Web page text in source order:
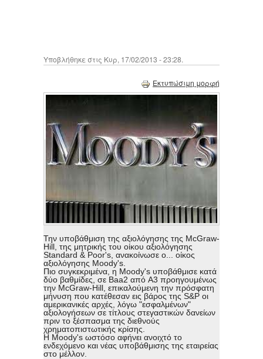
Υποβλήθηκε στις Κυρ, 17/02/2013 - 23:28.
Εκτυπώσιμη μορφή
Την υποβάθμιση της αξιολόγησης της McGraw-
Hill, της μητρικής του οίκου αξιολόγησης
Standard & Poor's, ανακοίνωσε ο... οίκος
αξιολόγησης Moody's.
Πιο συγκεκριμένα, η Moody's υποβάθμισε κατά
δύο βαθμίδες, σε Baa2 από A3 προηγουμένως
την McGraw-Hill, επικαλούμενη την πρόσφατη
μήνυση που κατέθεσαν εις βάρος της S&P οι
αμερικανικές αρχές, λόγω "εσφαλμένων"
αξιολογήσεων σε τίτλους στεγαστικών δανείων
πριν το ξέσπασμα της διεθνούς
χρηματοπιστωτικής κρίσης.
Η Moody's ωστόσο αφήνει ανοιχτό το
ενδεχόμενο και νέας υποβάθμισης της εταιρείας
στο μέλλον.